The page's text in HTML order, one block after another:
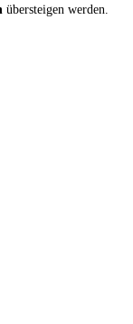
übersteigen werden.